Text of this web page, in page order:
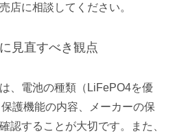
店に相談してください。
見直すべき観点
、電池の種類（LiFePO4を優
護機能の内容、メーカーの保
認することが大切です。また、